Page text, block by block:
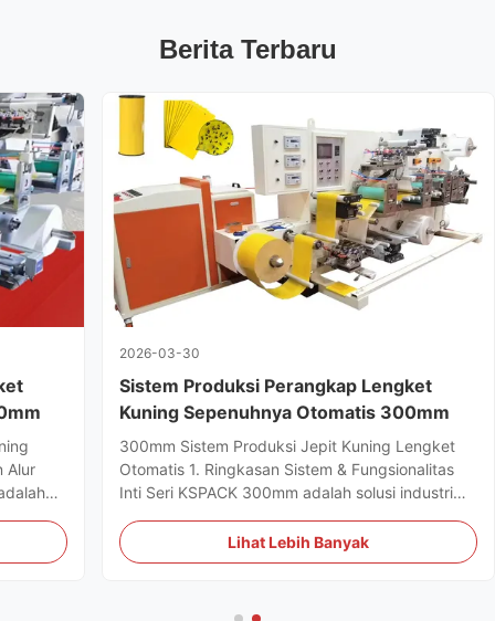
Berita Terbaru
Alur
2026-03-30
Sistem Produksi Perangkap Lengket
Kuning Sepenuhnya Otomatis 300mm
300mm Sistem Produksi Jepit Kuning Lengket
Otomatis 1. Ringkasan Sistem & Fungsionalitas
Inti Seri KSPACK 300mm adalah solusi industri
massal perangkap lengket kuning
pertanian.Sistem mengintegrasikan beberapa
Lihat Lebih Banyak